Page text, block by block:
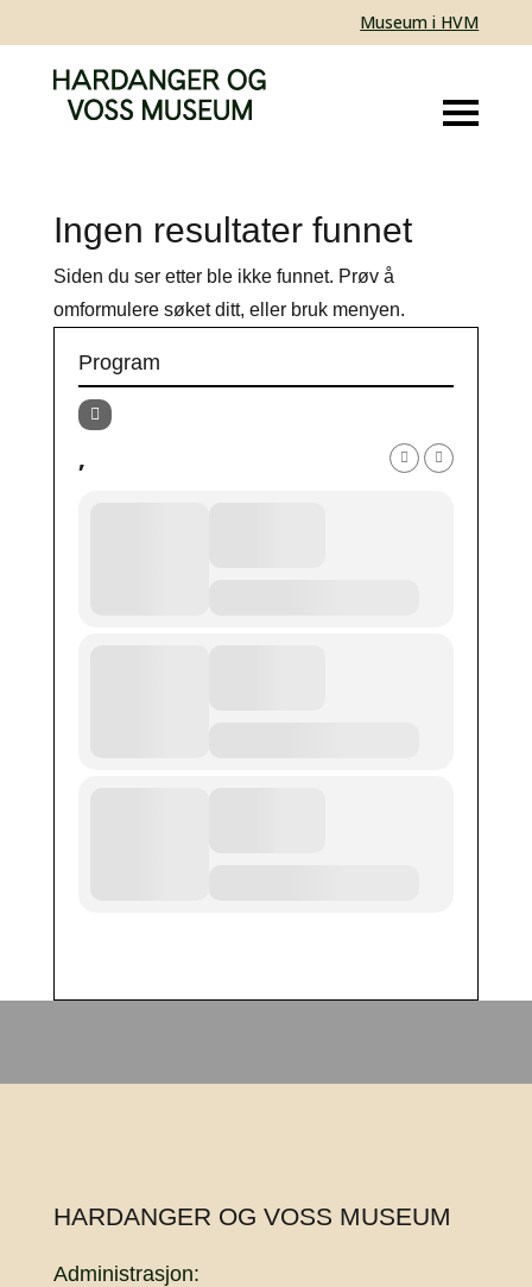
Museum i HVM
Ingen resultater funnet
Siden du ser etter ble ikke funnet. Prøv å
omformulere søket ditt, eller bruk menyen.
Program
,
HARDANGER OG VOSS MUSEUM
Administrasjon: